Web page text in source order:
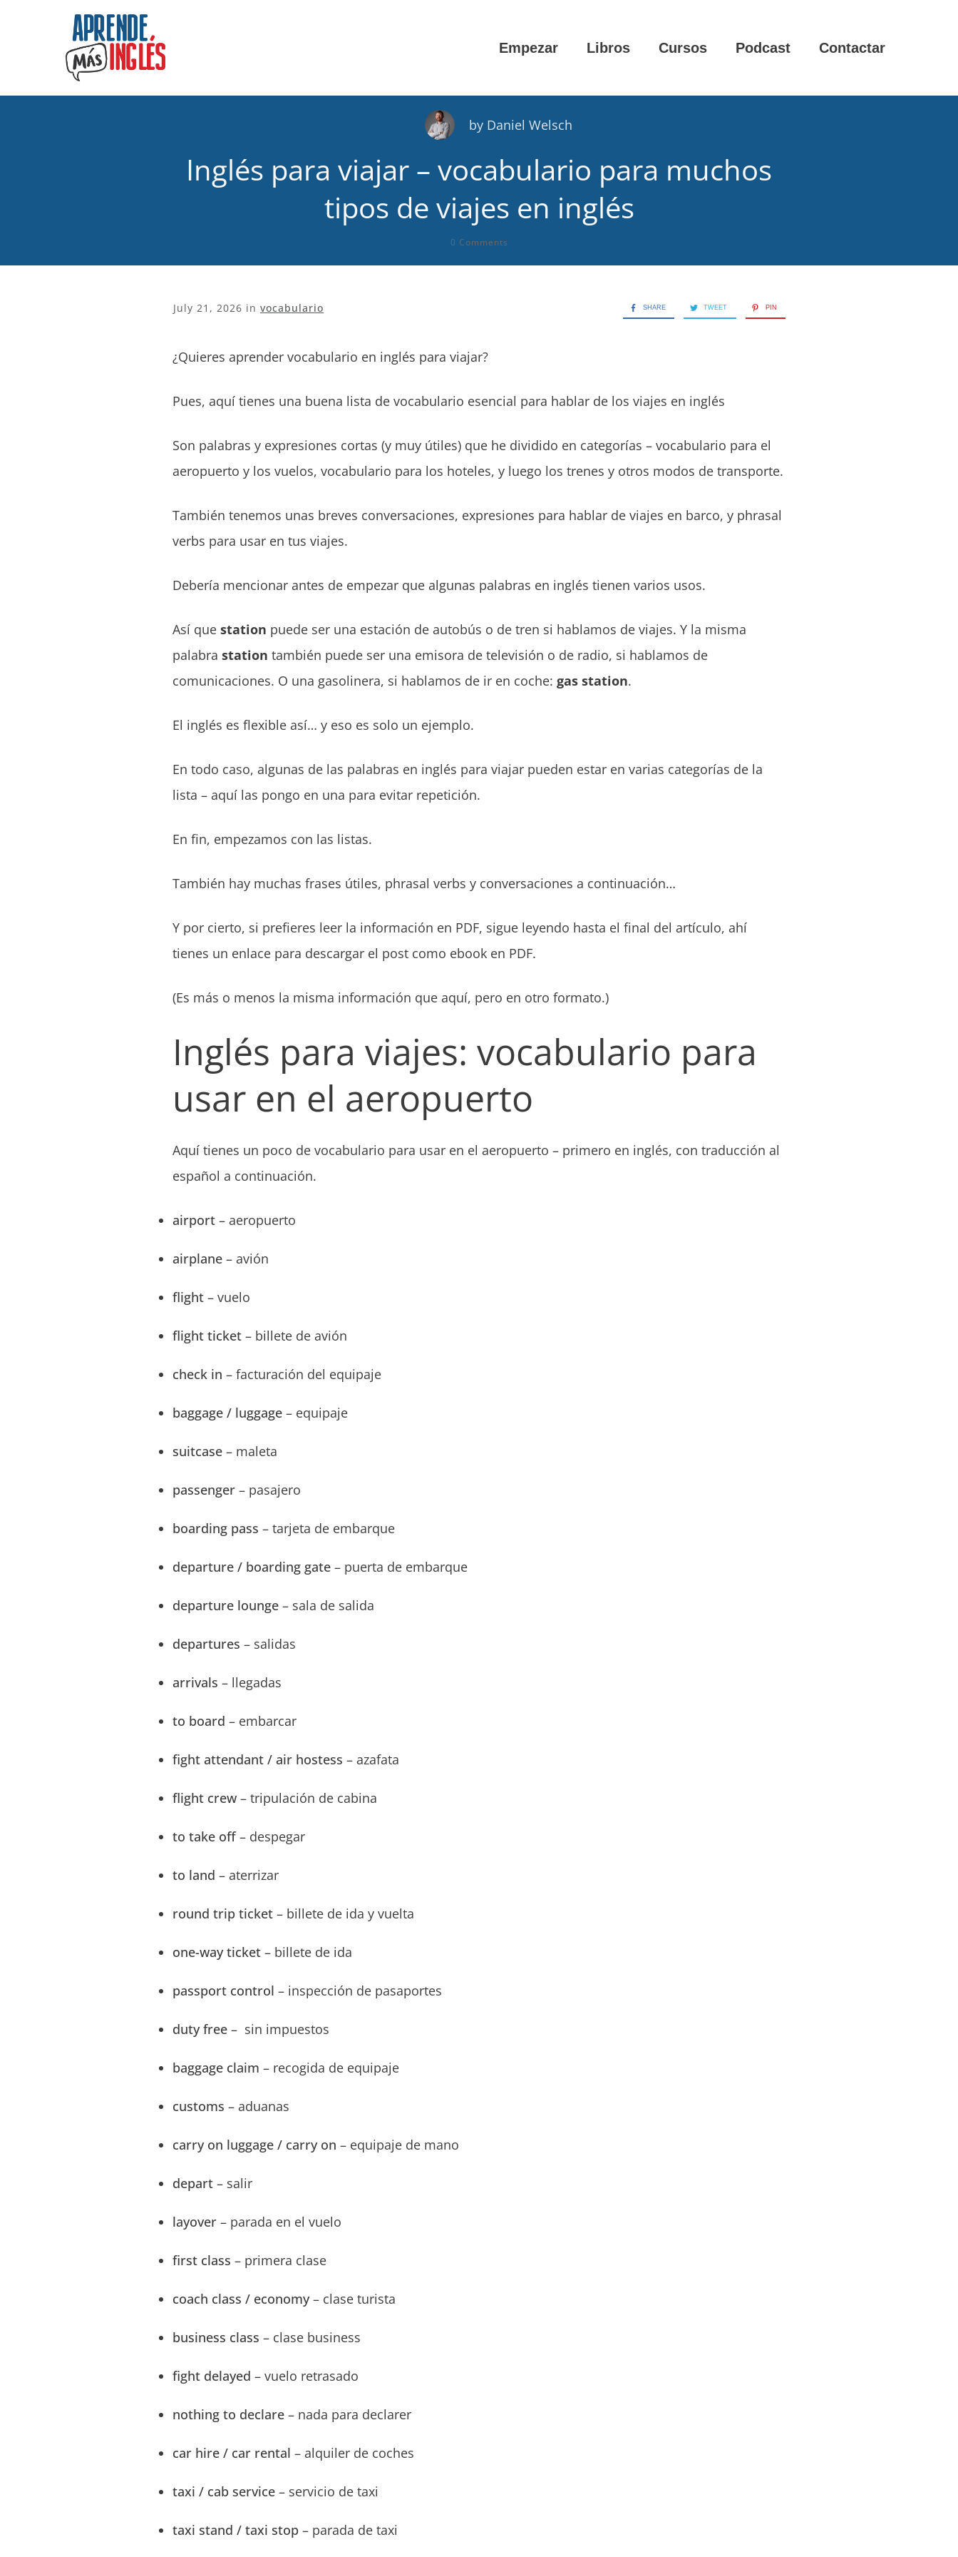
Empezar Libros Cursos Podcast Contactar
by Daniel Welsch
Inglés para viajar – vocabulario para muchos
tipos de viajes en inglés
0 Comments
July 21, 2026 in vocabulario SHARE TWEET PIN
¿Quieres aprender vocabulario en inglés para viajar?
Pues, aquí tienes una buena lista de vocabulario esencial para hablar de los viajes en inglés
Son palabras y expresiones cortas (y muy útiles) que he dividido en categorías – vocabulario para el
aeropuerto y los vuelos, vocabulario para los hoteles, y luego los trenes y otros modos de transporte.
También tenemos unas breves conversaciones, expresiones para hablar de viajes en barco, y phrasal
verbs para usar en tus viajes.
Debería mencionar antes de empezar que algunas palabras en inglés tienen varios usos.
Así que station puede ser una estación de autobús o de tren si hablamos de viajes. Y la misma
palabra station también puede ser una emisora de televisión o de radio, si hablamos de
comunicaciones. O una gasolinera, si hablamos de ir en coche: gas station.
El inglés es flexible así… y eso es solo un ejemplo.
En todo caso, algunas de las palabras en inglés para viajar pueden estar en varias categorías de la
lista – aquí las pongo en una para evitar repetición.
En fin, empezamos con las listas.
También hay muchas frases útiles, phrasal verbs y conversaciones a continuación…
Y por cierto, si prefieres leer la información en PDF, sigue leyendo hasta el final del artículo, ahí
tienes un enlace para descargar el post como ebook en PDF.
(Es más o menos la misma información que aquí, pero en otro formato.)
Inglés para viajes: vocabulario para
usar en el aeropuerto
Aquí tienes un poco de vocabulario para usar en el aeropuerto – primero en inglés, con traducción al
español a continuación.
airport – aeropuerto
airplane – avión
flight – vuelo
flight ticket – billete de avión
check in – facturación del equipaje
baggage / luggage – equipaje
suitcase – maleta
passenger – pasajero
boarding pass – tarjeta de embarque
departure / boarding gate – puerta de embarque
departure lounge – sala de salida
departures – salidas
arrivals – llegadas
to board – embarcar
fight attendant / air hostess – azafata
flight crew – tripulación de cabina
to take off– despegar
to land – aterrizar
round trip ticket – billete de ida y vuelta
one-way ticket – billete de ida
passport control – inspección de pasaportes
duty free – sin impuestos
baggage claim – recogida de equipaje
customs – aduanas
carry on luggage / carry on – equipaje de mano
depart – salir
layover – parada en el vuelo
first class – primera clase
coach class / economy– clase turista
business class – clase business
fight delayed – vuelo retrasado
nothing to declare – nada para declarer
car hire / car rental – alquiler de coches
taxi / cab service – servicio de taxi
taxi stand / taxi stop – parada de taxi